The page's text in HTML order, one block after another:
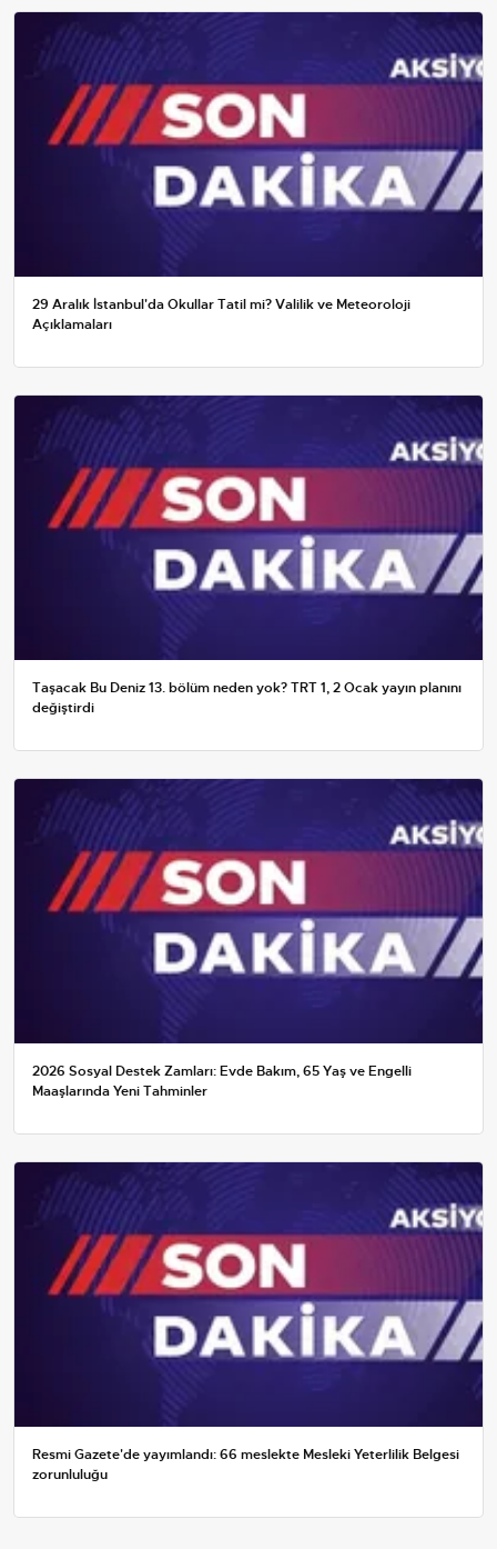
29 Aralık İstanbul'da Okullar Tatil mi? Valilik ve Meteoroloji
Açıklamaları
Taşacak Bu Deniz 13. bölüm neden yok? TRT 1, 2 Ocak yayın planını
değiştirdi
2026 Sosyal Destek Zamları: Evde Bakım, 65 Yaş ve Engelli
Maaşlarında Yeni Tahminler
Resmi Gazete'de yayımlandı: 66 meslekte Mesleki Yeterlilik Belgesi
zorunluluğu